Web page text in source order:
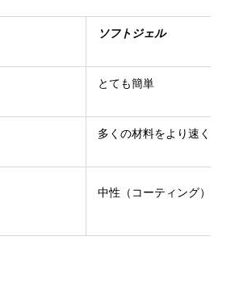
ソフトジェル
とても簡単
多くの材料をより速く
中性（コーティング）